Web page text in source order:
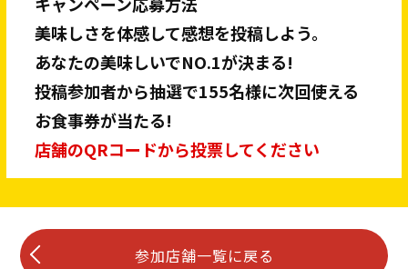
美味しさを体感して感想を投稿しよう。
あなたの美味しいでNO.1が決まる!
投稿参加者から抽選で155名様に次回使える
お食事券が当たる!
店舗のQRコードから投票してください
参加店舗一覧に戻る